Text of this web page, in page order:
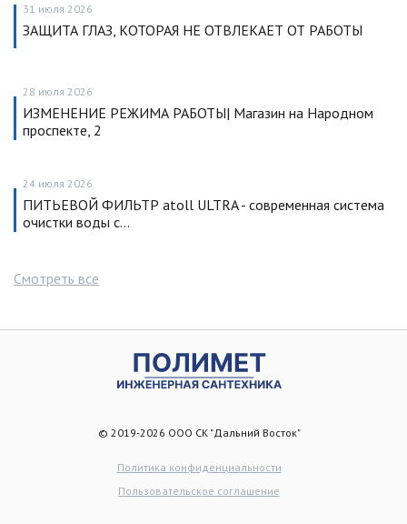
31 июля 2026
ЗАЩИТА ГЛАЗ, КОТОРАЯ НЕ ОТВЛЕКАЕТ ОТ РАБОТЫ
28 июля 2026
ИЗМЕНЕНИЕ РЕЖИМА РАБОТЫ| Магазин на Народном
проспекте, 2
24 июля 2026
ПИТЬЕВОЙ ФИЛЬТР atoll ULTRA - современная система
очистки воды с…
Смотреть все
© 2019-2026 ООО СК "Дальний Восток"
Политика конфиденциальности
Пользовательское соглашение